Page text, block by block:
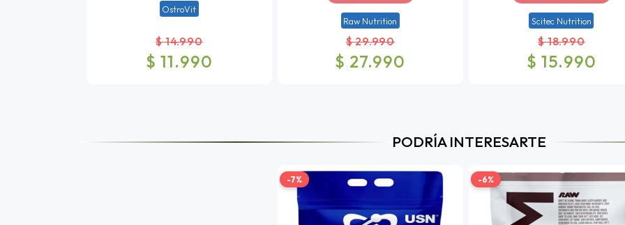
OstroVit
$ 14.990
$ 11.990
Raw Nutrition
$ 29.990
$ 27.990
Scitec Nutrition
$ 18.990
$ 15.990
PODRÍA INTERESARTE
-7% -6%